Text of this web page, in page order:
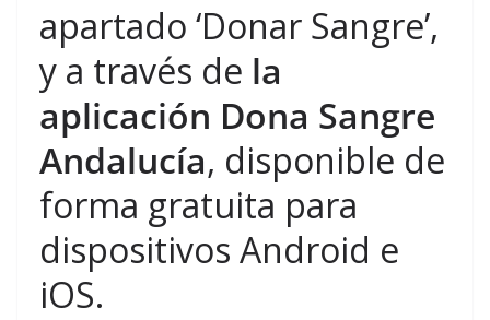
apartado ‘Donar Sangre’,
y a través de la
aplicación Dona Sangre
Andalucía, disponible de
forma gratuita para
dispositivos Android e
iOS.